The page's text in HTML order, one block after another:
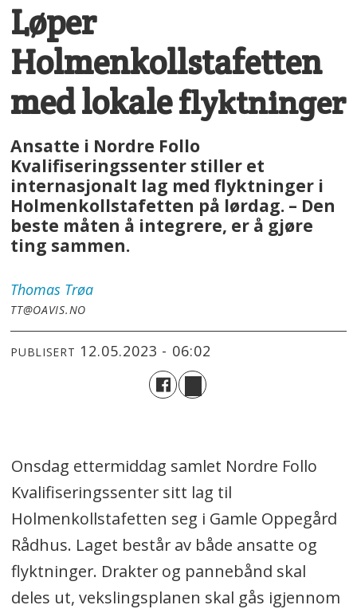
Løper
Holmenkollstafetten
med lokaleflyktninger
Ansatte i Nordre Follo
Kvalifiseringssenter stiller et
internasjonalt lag med flyktninger i
Holmenkollstafetten på lørdag. – Den
beste måten å integrere, er å gjøre
ting sammen.
Thomas Trøa
TT@OAVIS.NO
PUBLISERT 12.05.2023 - 06:02
Onsdag ettermiddag samlet Nordre Follo
Kvalifiseringssenter sitt lag til
Holmenkollstafetten seg i Gamle Oppegård
Rådhus. Laget består av både ansatte og
flyktninger. Drakter og pannebånd skal
deles ut, vekslingsplanen skal gås igjennom